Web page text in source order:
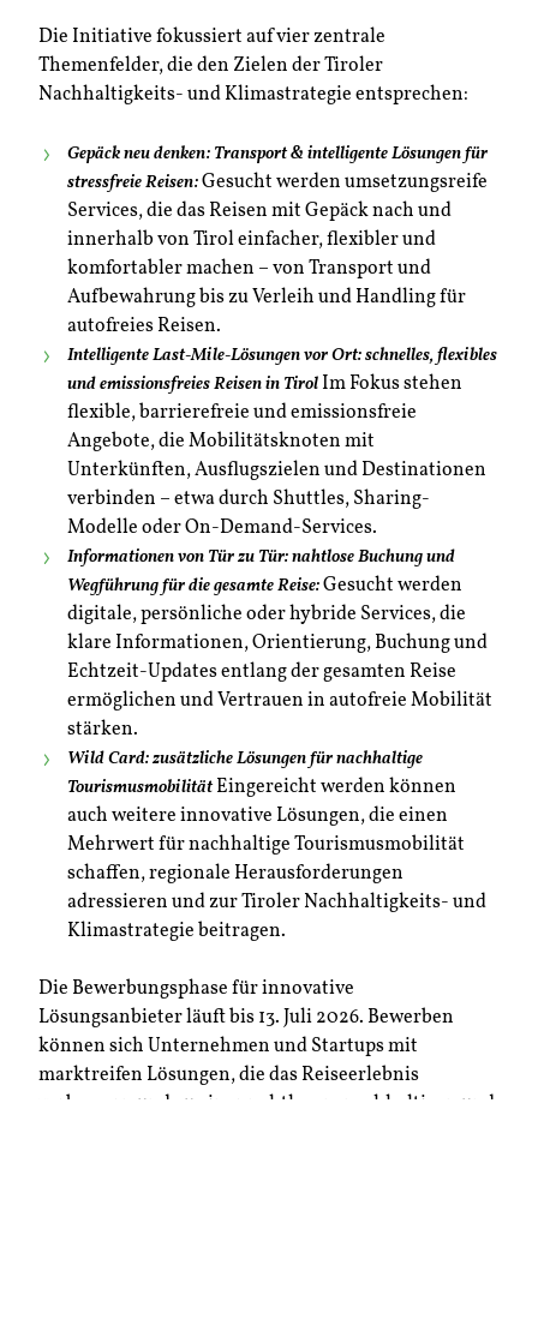
Die Initiative fokussiert auf vier zentrale
Themenfelder, die den Zielen der Tiroler
Nachhaltigkeits- und Klimastrategie entsprechen:
Gepäck neu denken: Transport & intelligente Lösungen für
stressfreie Reisen: Gesucht werden umsetzungsreife
Services, die das Reisen mit Gepäck nach und
innerhalb von Tirol einfacher, flexibler und
komfortabler machen – von Transport und
Aufbewahrung bis zu Verleih und Handling für
autofreies Reisen.
Intelligente Last-Mile-Lösungen vor Ort: schnelles, flexibles
und emissionsfreies Reisen in Tirol Im Fokus stehen
flexible, barrierefreie und emissionsfreie
Angebote, die Mobilitätsknoten mit
Unterkünften, Ausflugszielen und Destinationen
verbinden – etwa durch Shuttles, Sharing-
Modelle oder On-Demand-Services.
Informationen von Tür zu Tür: nahtlose Buchung und
Wegführung für die gesamte Reise: Gesucht werden
digitale, persönliche oder hybride Services, die
klare Informationen, Orientierung, Buchung und
Echtzeit-Updates entlang der gesamten Reise
ermöglichen und Vertrauen in autofreie Mobilität
stärken.
Wild Card: zusätzliche Lösungen für nachhaltige
Tourismusmobilität Eingereicht werden können
auch weitere innovative Lösungen, die einen
Mehrwert für nachhaltige Tourismusmobilität
schaffen, regionale Herausforderungen
adressieren und zur Tiroler Nachhaltigkeits- und
Klimastrategie beitragen.
Die Bewerbungsphase für innovative
Lösungsanbieter läuft bis 13. Juli 2026. Bewerben
können sich Unternehmen und Startups mit
marktreifen Lösungen, die das Reiseerlebnis
verbessern und zu einer nahtlosen, nachhaltigen und